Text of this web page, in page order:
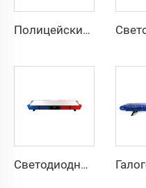
Полицейский предупредительный сигнал в форме буквы I с галогеновой лампой
Светодиодный низкопрофильный автомобиль